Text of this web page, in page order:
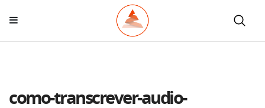
como-transcrever-audio-